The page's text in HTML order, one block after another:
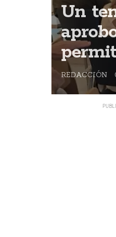
Un
REDACCIÓN